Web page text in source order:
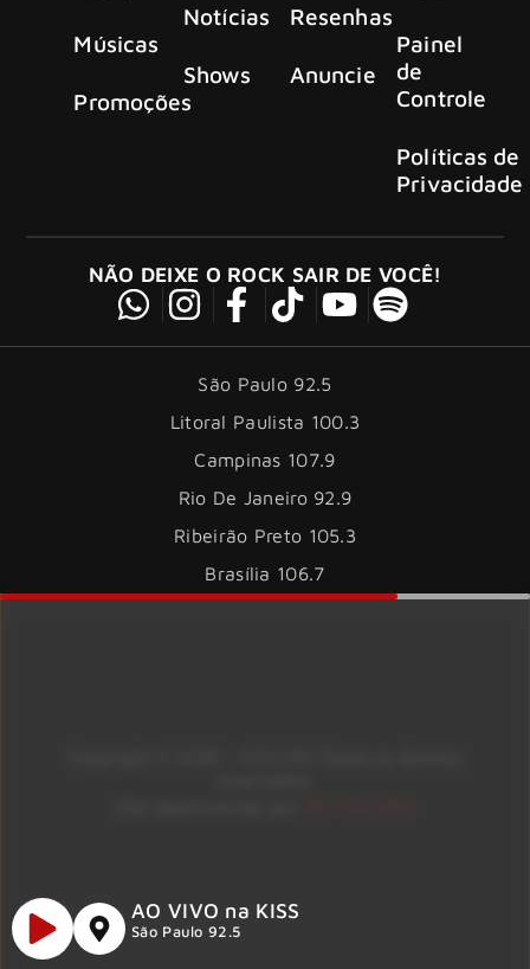
Músicas
Promoções
Notícias
Shows
Resenhas
Anuncie
Painel
de
Controle
Políticas de
Privacidade
NÃO DEIXE O ROCK SAIR DE VOCÊ!
São Paulo 92.5
Litoral Paulista 100.3
Campinas 107.9
Rio De Janeiro 92.9
Ribeirão Preto 105.3
Brasília 106.7
AO VIVO na KISS
São Paulo 92.5